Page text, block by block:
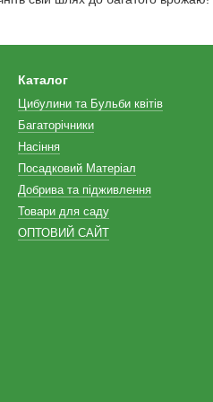
Каталог
Цибулини та Бульби квітів
Багаторічники
Насіння
Посадковий Матеріал
Добрива та підживлення
Товари для саду
ОПТОВИЙ САЙТ